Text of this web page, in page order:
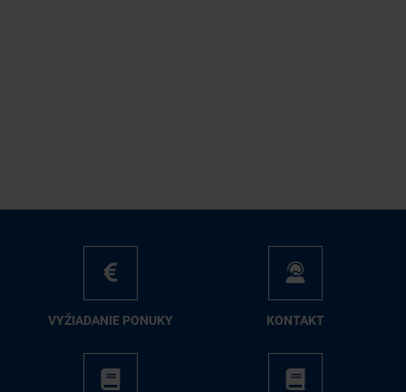
VY­ŽIA­DA­NIE PO­NU­KY KON­TAKT